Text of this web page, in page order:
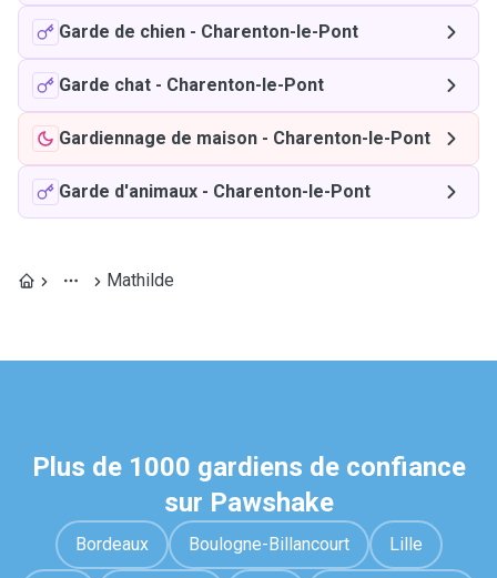
Garde de chien - Charenton-le-Pont
Garde chat - Charenton-le-Pont
Gardiennage de maison - Charenton-le-Pont
Garde d'animaux - Charenton-le-Pont
Mathilde
Plus de 1000 gardiens de confiance
sur Pawshake
Bordeaux Boulogne-Billancourt Lille